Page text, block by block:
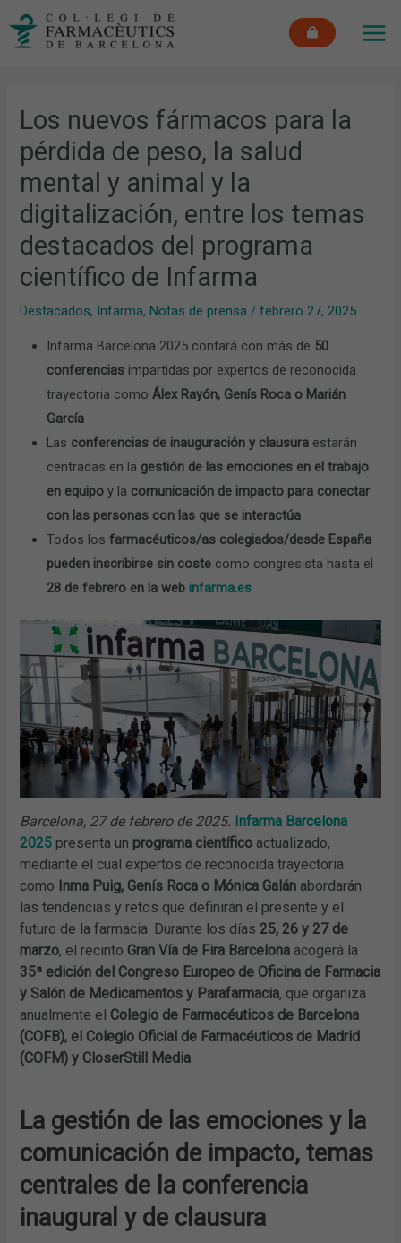
Los nuevos fármacos para la
pérdida de peso, la salud
mental y animal y la
digitalización, entre los temas
destacados del programa
científico de Infarma
Destacados, Infarma, Notas de prensa /febrero 27, 2025
Infarma Barcelona 2025 contará con más de 50
conferencias impartidas por expertos de reconocida
trayectoria comoÁlex Rayón, Genís Roca o Marián
García
Las conferencias de inauguración y clausura estarán
centradas en la gestión de las emociones en el trabajo
en equipo y la comunicación de impacto para conectar
con las personas con las que se interactúa
Todos losfarmacéuticos/as colegiados/desde España
pueden inscribirse sin coste como congresista hasta el
28 de febrero en la webinfarma.es
Barcelona, 27 de febrero de 2025. Infarma Barcelona
2025 presenta un programa científico actualizado,
mediante el cual expertos de reconocida trayectoria
como Inma Puig, Genís Roca o Mónica Galán abordarán
las tendencias y retos que definirán el presente y el
futuro de la farmacia. Durante los días 25, 26 y 27 de
marzo, el recinto Gran Vía de Fira Barcelona acogerá la
35ª edición del Congreso Europeo de Oficina de Farmacia
y Salón de Medicamentos y Parafarmacia, que organiza
anualmente el Colegio de Farmacéuticos de Barcelona
(COFB), el Colegio Oficial de Farmacéuticos de Madrid
(COFM) y CloserStill Media.
La gestión de las emociones y la
comunicación de impacto, temas
centrales de la conferencia
inaugural y de clausura